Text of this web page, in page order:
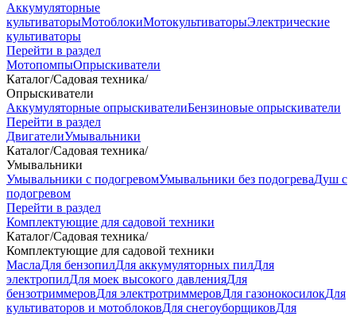
Аккумуляторные
культиваторыМотоблокиМотокультиваторыЭлектрические
культиваторы
Перейти в раздел
МотопомпыОпрыскиватели
Каталог/Садовая техника/
Опрыскиватели
Аккумуляторные опрыскивателиБензиновые опрыскиватели
Перейти в раздел
ДвигателиУмывальники
Каталог/Садовая техника/
Умывальники
Умывальники с подогревомУмывальники без подогреваДуш с
подогревом
Перейти в раздел
Комплектующие для садовой техники
Каталог/Садовая техника/
Комплектующие для садовой техники
МаслаДля бензопилДля аккумуляторных пилДля
электропилДля моек высокого давленияДля
бензотриммеровДля электротриммеровДля газонокосилокДля
культиваторов и мотоблоковДля снегоуборщиковДля